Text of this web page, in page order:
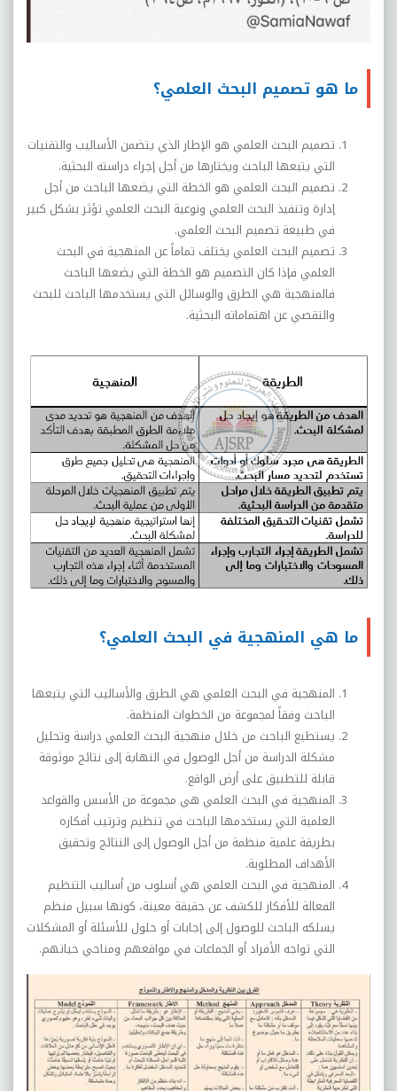
ما هو تصميم البحث العلمي؟
تصميم البحث العلمي هو الإطار الذي يتضمن الأساليب والتقنيات
التي يتبعها الباحث ويختارها من أجل إجراء دراسته البحثية.
تصميم البحث العلمي هو الخطة التي يضعها الباحث من أجل
إدارة وتنفيذ البحث العلمي ونوعية البحث العلمي تؤثر بشكل كبير
في طبيعة تصميم البحث العلمي.
تصميم البحث العلمي يختلف تماماً عن المنهجية في البحث
العلمي فإذا كان التصميم هو الخطة التي يضعها الباحث
فالمنهجية هي الطرق والوسائل التي يستخدمها الباحث للبحث
والتقصي عن اهتماماته البحثية.
ما هي المنهجية في البحث العلمي؟
المنهجية في البحث العلمي هي الطرق والأساليب التي يتبعها
الباحث وفقاً لمجموعة من الخطوات المنظمة.
يستطيع الباحث من خلال منهجية البحث العلمي دراسة وتحليل
مشكلة الدراسة من أجل الوصول في النهاية إلى نتائج موثوقة
قابلة للتطبيق على أرض الواقع.
المنهجية في البحث العلمي هي مجموعة من الأسس والقواعد
العلمية التي يستخدمها الباحث في تنظيم وترتيب أفكاره
بطريقة علمية منظمة من أجل الوصول إلى النتائج وتحقيق
الأهداف المطلوبة.
المنهجية في البحث العلمي هي أسلوب من أساليب التنظيم
الفعالة للأفكار للكشف عن حقيقة معينة، كونها سبيل منظم
يسلكه الباحث للوصول إلى إجابات أو حلول للأسئلة أو المشكلات
التي تواجه الأفراد أو الجماعات في مواقعهم ومناحي حياتهم.